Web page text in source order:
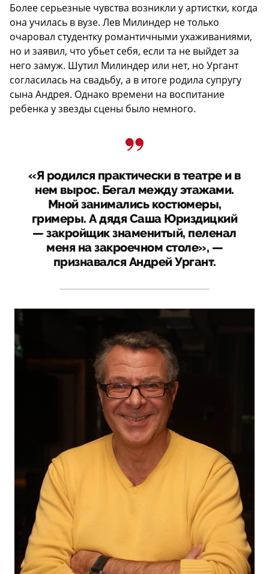
Более серьезные чувства возникли у артистки, когда
она училась в вузе. Лев Милиндер не только
очаровал студентку романтичными ухаживаниями,
но и заявил, что убьет себя, если та не выйдет за
него замуж. Шутил Милиндер или нет, но Ургант
согласилась на свадьбу, а в итоге родила супругу
сына Андрея. Однако времени на воспитание
ребенка у звезды сцены было немного.
«Я родился практически в театре и в
нем вырос. Бегал между этажами.
Мной занимались костюмеры,
гримеры. А дядя Саша Юриздицкий
— закройщик знаменитый, пеленал
меня на закроечном столе», —
признавался Андрей Ургант.